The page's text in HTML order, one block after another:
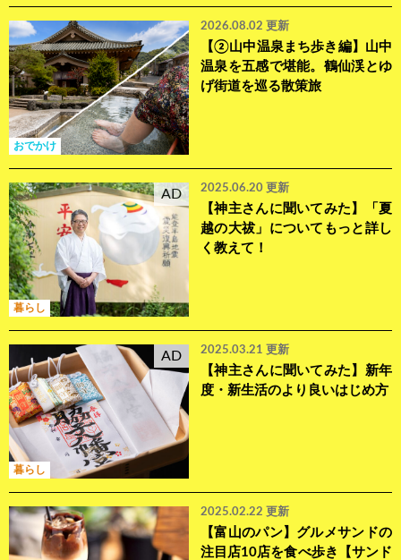
おでかけ
2026.08.02 更新
【②山中温泉まち歩き編】山中
温泉を五感で堪能。鶴仙渓とゆ
げ街道を巡る散策旅
AD
暮らし
2025.06.20 更新
【神主さんに聞いてみた】「夏
越の大祓」についてもっと詳し
く教えて！
AD
暮らし
2025.03.21 更新
【神主さんに聞いてみた】新年
度・新生活のより良いはじめ方
2025.02.22 更新
【富山のパン】グルメサンドの
注目店10店を食べ歩き【サンド